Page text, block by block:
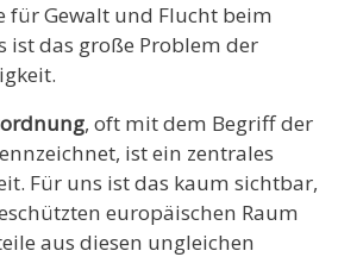
für Gewalt und Flucht beim
ist das große Problem der
, oft mit dem Begriff der
ist ein zentrales
Für uns ist das kaum sichtbar,
europäischen Raum
aus diesen ungleichen